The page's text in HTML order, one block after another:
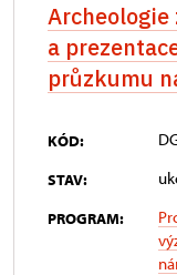
Archeologie
a
průzkumu
KÓD:
STAV:
PROGRAM: